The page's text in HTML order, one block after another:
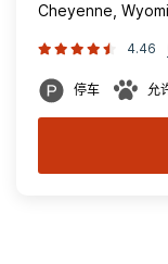
Cheyenne,
4.46
停车 允